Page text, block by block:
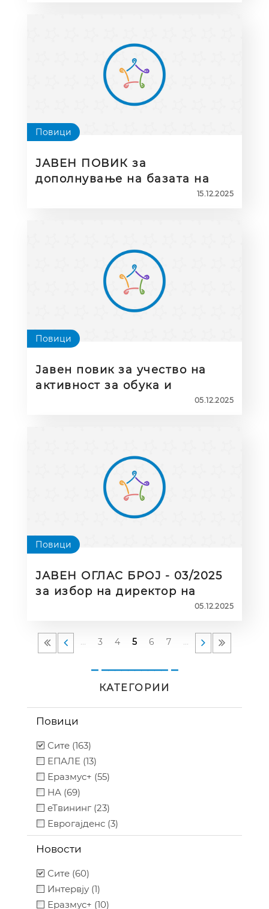
Повици
ЈАВЕН ПОВИК за
дополнување на базата на
15.12.2025
Повици
Јавен повик за учество на
активност за обука и
соработка “Иднина во тек:
образование и обука (ВЕТ)”
исклучиво за стручни
05.12.2025
Повици
ЈАВЕН ОГЛАС БРОЈ - 03/2025
за избор на директор на
програми и мобилност
05.12.2025
… 3 4 5 6 7 …
_ __________ _
КАТЕГОРИИ
Повици
Сите (163)
ЕПАЛЕ (13)
Еразмус+ (55)
НА (69)
еТвининг (23)
Еврогајденс (3)
Новости
Сите (60)
Интервју (1)
Еразмус+ (10)